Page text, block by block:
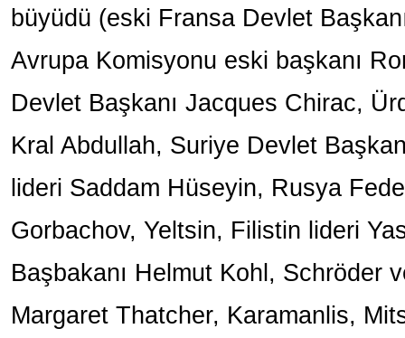
büyüdü (eski Fransa Devlet
Avrupa Komisyonu eski başkanı
Devlet Başkanı Jacques Chirac,
Kral Abdullah, Suriye Devlet
lideri Saddam Hüseyin, Rusya
Gorbachov, Yeltsin, Filistin lideri
Başbakanı Helmut Kohl, Schröder
Margaret Thatcher, Karamanlis,